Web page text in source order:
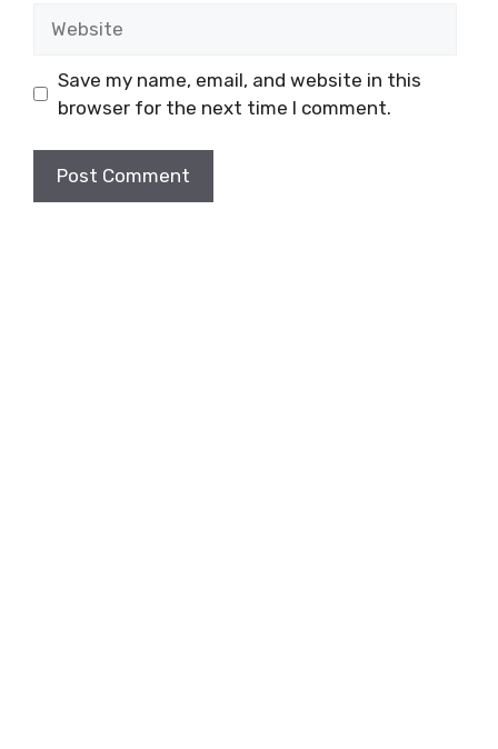
Save my name, email, and website in this
browser for the next time I comment.